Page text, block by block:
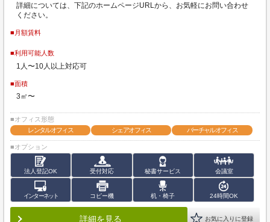
詳細については、下記のホームページURLから、お気軽にお問い合わせ
ください。
■月額賃料
■利用可能人数
1人〜10人以上対応可
■面積
3㎡〜
■オフィス形態
レンタルオフィス
シェアオフィス バーチャルオフィス
■オプション
法人登記OK 受付対応 秘書サービス 会議室
インターネット コピー機 机・椅子 24時間OK
詳細を見る お気に入りに登録